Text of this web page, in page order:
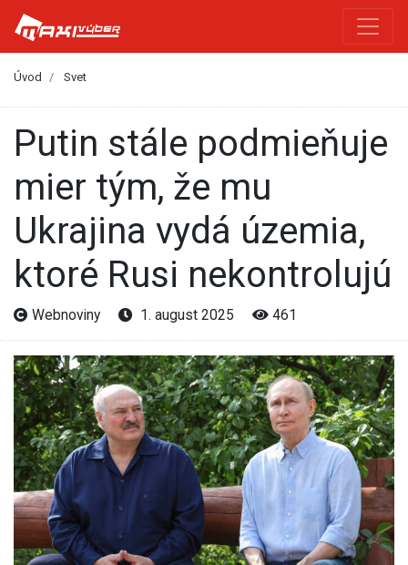
Úvod Svet
Putin stále podmieňuje
mier tým, že mu
Ukrajina vydá územia,
ktoré Rusi nekontrolujú
Webnoviny 1. august 2025 461